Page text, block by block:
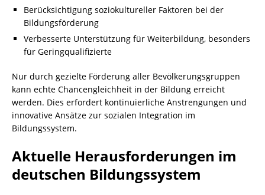
Berücksichtigung soziokultureller Faktoren bei der
Bildungsförderung
Verbesserte Unterstützung für Weiterbildung, besonders
für Geringqualifizierte
Nur durch gezielte Förderung aller Bevölkerungsgruppen
kann echte Chancengleichheit in der Bildung erreicht
werden. Dies erfordert kontinuierliche Anstrengungen und
innovative Ansätze zur sozialen Integration im
Bildungssystem.
Aktuelle Herausforderungen im
deutschen Bildungssystem